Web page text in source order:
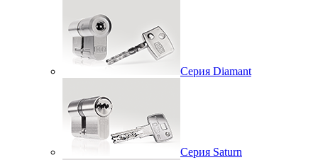
Серия Diamant
Серия Saturn